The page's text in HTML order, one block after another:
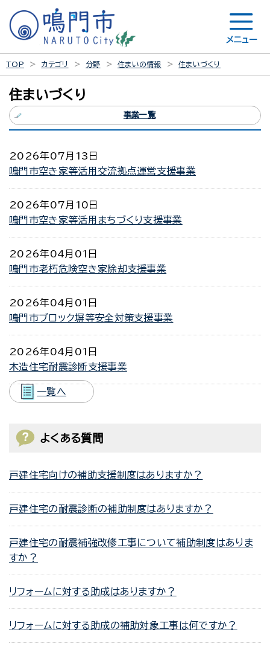
メニュー
TOP カテゴリ 分野 住まいの情報 住まいづくり
住まいづくり
事業一覧
2026年07月13日
鳴門市空き家等活用交流拠点運営支援事業
2026年07月10日
鳴門市空き家等活用まちづくり支援事業
2026年04月01日
鳴門市老朽危険空き家除却支援事業
2026年04月01日
鳴門市ブロック塀等安全対策支援事業
2026年04月01日
木造住宅耐震診断支援事業
一覧へ
よくある質問
戸建住宅向けの補助支援制度はありますか？
戸建住宅の耐震診断の補助制度はありますか？
戸建住宅の耐震補強改修工事について補助制度はありま
すか？
リフォームに対する助成はありますか？
リフォームに対する助成の補助対象工事は何ですか？